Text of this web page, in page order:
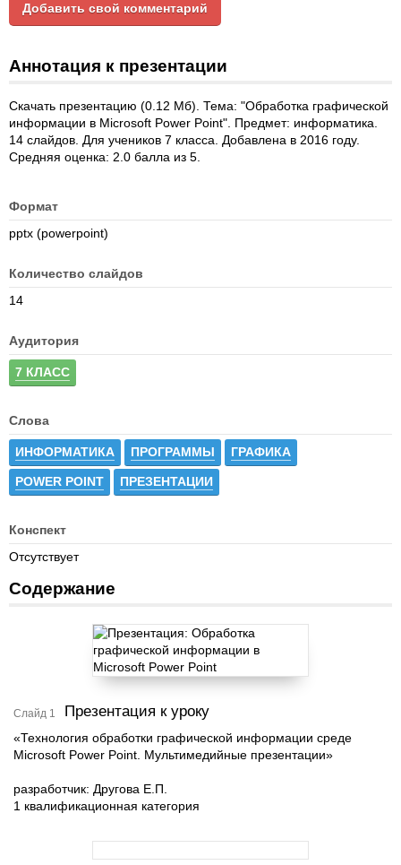
Добавить свой комментарий
Аннотация к презентации
Скачать презентацию (0.12 Мб). Тема: "Обработка графической
информации в Microsoft Power Point". Предмет: информатика.
14 слайдов. Для учеников 7 класса. Добавлена в 2016 году.
Средняя оценка: 2.0 балла из 5.
Формат
pptx (powerpoint)
Количество слайдов
14
Аудитория
7 КЛАСС
Слова
ИНФОРМАТИКА ПРОГРАММЫ ГРАФИКА
POWER POINT ПРЕЗЕНТАЦИИ
Конспект
Отсутствует
Содержание
Слайд 1 Презентация к уроку
«Технология обработки графической информации среде
Microsoft Power Point. Мультимедийные презентации»
разработчик: Другова Е.П.
1 квалификационная категория